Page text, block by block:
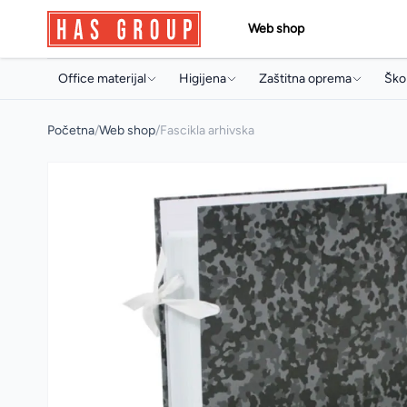
Web shop
Office materijal
Artikli za prezentaciju
Uredski aparati i prateća oprema
Poslovna galanterija
Higijena
Osvježivači prostora
Koncentrati za čišćenje
Sredstva za profesionalnu
mašinsku upotrebu
Sredstva za čišćenje
Deterdženti
Zaštitna oprema
Početna/Web shop/Fascikla arhivska